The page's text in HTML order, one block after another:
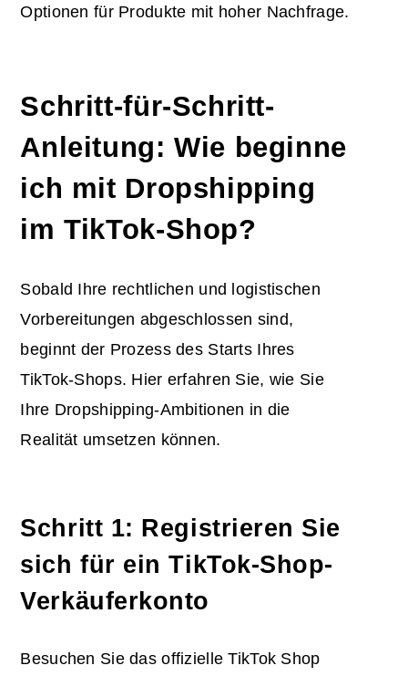
Optionen für Produkte mit hoher Nachfrage.
Schritt-für-Schritt-
Anleitung: Wie beginne
ich mit Dropshipping
im TikTok-Shop?
Sobald Ihre rechtlichen und logistischen
Vorbereitungen abgeschlossen sind,
beginnt der Prozess des Starts Ihres
TikTok-Shops. Hier erfahren Sie, wie Sie
Ihre Dropshipping-Ambitionen in die
Realität umsetzen können.
Schritt 1: Registrieren Sie
sich für ein TikTok-Shop-
Verkäuferkonto
Besuchen Sie das offizielle TikTok Shop